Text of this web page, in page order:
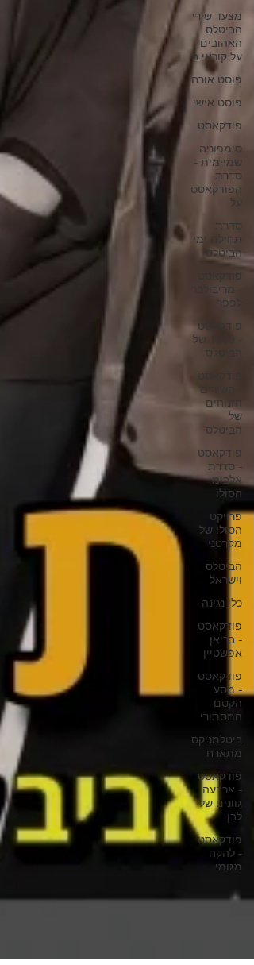
מצעד שירי
הביטלס
האהובים
על קוראי ב
פוסט אורח
פוסט אישי
פודקאסט
סימפוניה
שמיימית -
סדרת
הפודקאסט
על
סדרת
תחילת ימי
הביטלס
פודקאסט
- מריבולבר
לפפר
פודקאסט
- 1969 של
הביטלס
פודקאסט
- השירים
הזנוחים
של
הביטלס
פודקאסט
- סדרת
אלבומי
הסולו
פרויקט
הסולו של
מקרטני
הביטלס
וישראל
כלי נגינה
פודקאסט
- בריאן
אפשטיין
פודקאסט
- מסע
הקסם
המסתורי
ביטלמניקס
מתארח
פודקאסט
- ארבעה
גוונים של
לבן
פודקאסט
- להקה
מגומי